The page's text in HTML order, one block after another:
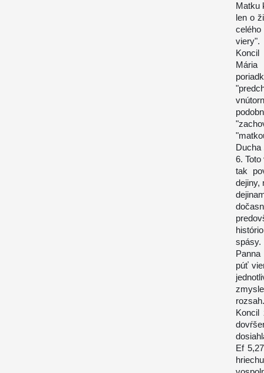
Matku
len o
viery".
Koncil
Mária
Ducha
6.
tak
dejiny,
Panna
púť
rozsah.
Koncil
Ef